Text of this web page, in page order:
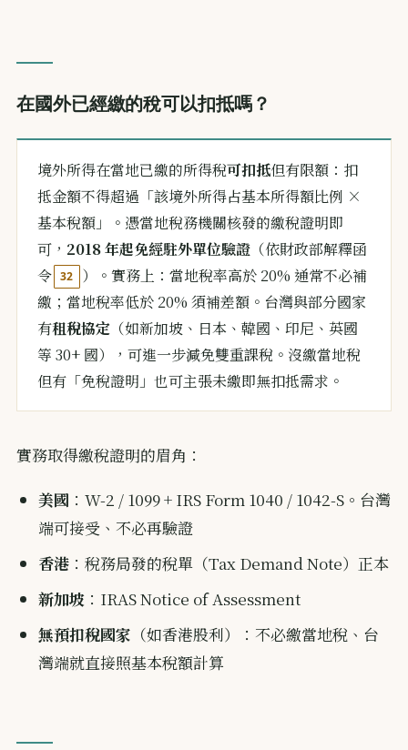
在國外已經繳的稅可以扣抵嗎？
境外所得在當地已繳的所得稅可扣抵但有限額：扣
抵金額不得超過「該境外所得占基本所得額比例 ×
基本稅額」。憑當地稅務機關核發的繳稅證明即
可， 2018 年起免經駐外單位驗證 （依財政部解釋函
令 32
）。實務上：當地稅率高於 20% 通常不必補
繳；當地稅率低於 20% 須補差額。台灣與部分國家
有租稅協定 （如新加坡、日本、韓國、印尼、英國
等 30+ 國），可進一步減免雙重課稅。沒繳當地稅
但有「免稅證明」也可主張未繳即無扣抵需求。
實務取得繳稅證明的眉角：
美國 ：W-2 / 1099 + IRS Form 1040 / 1042-S。台灣
端可接受、不必再驗證
香港 ：稅務局發的稅單（Tax Demand Note）正本
新加坡 ：IRAS Notice of Assessment
無預扣稅國家 （如香港股利）：不必繳當地稅、台
灣端就直接照基本稅額計算